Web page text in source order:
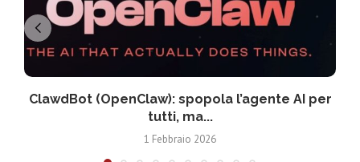
ClawdBot (OpenClaw): spopola l’agente AI per
tutti, ma...
1 Febbraio 2026